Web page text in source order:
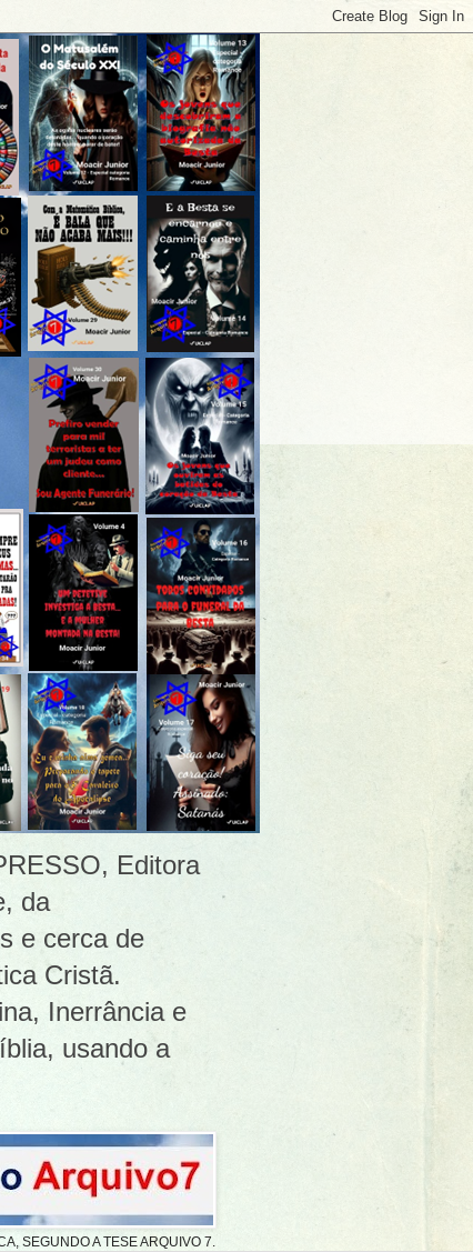
Editora
da
e cerca de
Cristã.
Inerrância e
usando a
SEGUNDO A TESE ARQUIVO 7.